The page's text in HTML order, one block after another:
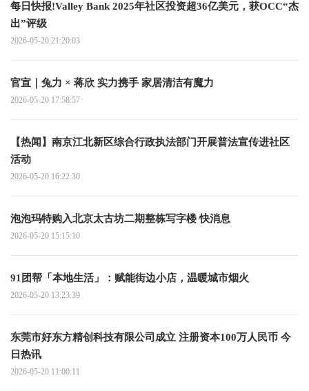
每日快报!Valley Bank 2025年社区投资超36亿美元，获OCC“杰
出”评级
2026-05-20 21:20:03
官宣｜兔力 × 蒋欣 实力携手 家居清洁有魔力
2026-05-20 17:58:57
【热闻】南京江北新区综合行政执法部门开展普法宣传进社区
活动
2026-05-20 16:22:30
泡泡玛特购入北京太古坊二期整栋写字楼 快消息
2026-05-20 15:15:10
91团帮「本地生活」：赋能街边小店，温暖城市烟火
2026-05-20 13:23:39
东莞市好东方精创科技有限公司成立 注册资本100万人民币 今
日热讯
2026-05-20 11:00:11